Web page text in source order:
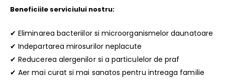
Beneficiile serviciului nostru:
✔ Eliminarea bacteriilor si microorganismelor daunatoare
✔ Indepartarea mirosurilor neplacute
✔ Reducerea alergenilor si a particulelor de praf
✔ Aer mai curat si mai sanatos pentru intreaga familie